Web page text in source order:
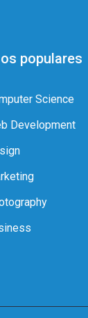
populares
Science
Development